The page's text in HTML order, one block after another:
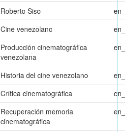
Roberto Siso
Cine venezolano
Producción cinematográfica
venezolana
Historia del cine venezolano
Crítica cinematográfica
Recuperación memoria
cinematográfica